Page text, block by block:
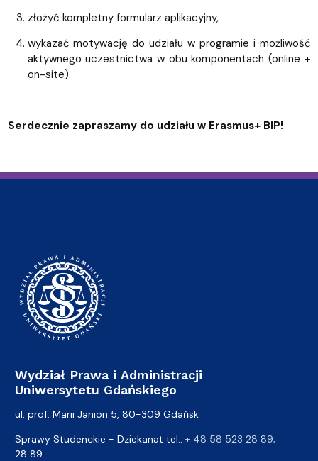
złożyć kompletny formularz aplikacyjny,
wykazać motywację do udziału w programie i możliwość
aktywnego uczestnictwa w obu komponentach (online +
on-site).
Serdecznie zapraszamy do udziału w Erasmus+ BIP!
Wydział Prawa i Administracji
Uniwersytetu Gdańskiego
ul. prof. Marii Janion 5, 80-309 Gdańsk
Sprawy Studenckie - Dziekanat tel.: + 48 58 523 28 89;
28 89